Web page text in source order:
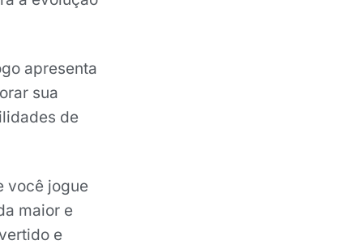
apresenta
sua
de
você jogue
maior e
e